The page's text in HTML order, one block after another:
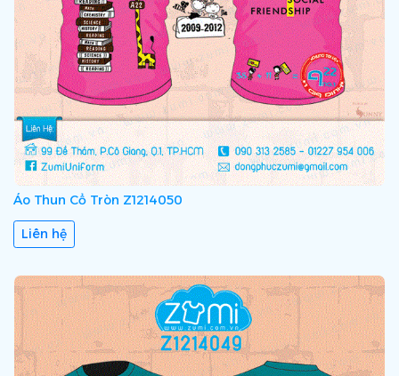
Áo Thun Cổ Tròn Z1214050
Liên hệ